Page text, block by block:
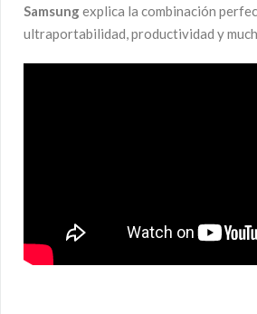
Samsungexplica la combinación
ultraportabilidad, productividad y